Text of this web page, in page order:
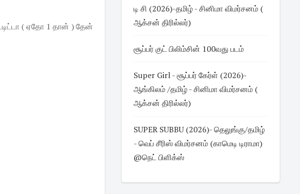
( ஏதோ 1 தான் ) தேன்
டி சி (2026)-தமிழ் - சினிமா விமர்சனம் (
ஆக்சன் திரில்லர்)
சூப்பர் குட் பிலிம்சின் 100வது படம்
Super Girl - சூப்பர் கேர்ள் (2026)-
ஆங்கிலம் /தமிழ் - சினிமா விமர்சனம் (
ஆக்சன் திரில்லர்)
SUPER SUBBU (2026)- தெலுங்கு/தமிழ்
- வெப் சீரிஸ் விமர்சனம் (காமெடி டிராமா)
@நெட் பிளிக்ஸ்